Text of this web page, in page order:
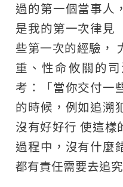
過的第一個當事人
是我的第一次律見
些第一次的經驗，
重、性命攸關的
考：「當你交付一
的時候，例如追溯
沒有好好行 使這樣
過程中，沒有什麼
都有責任需要去追究